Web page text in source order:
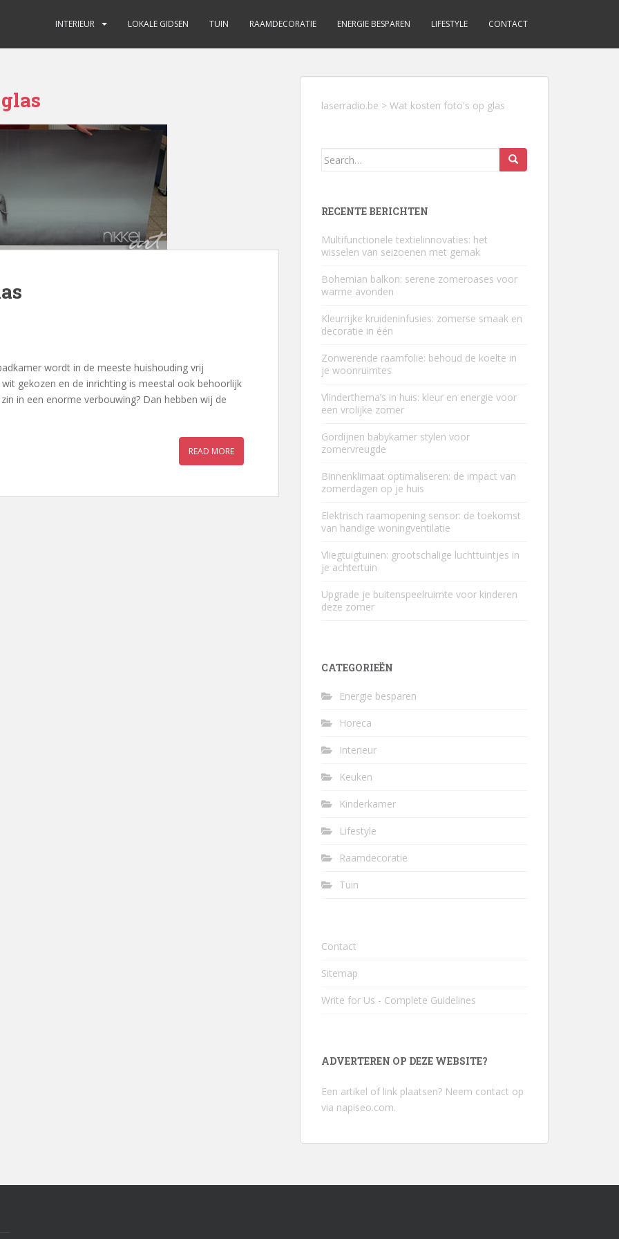
INTERIEUR LOKALE GIDSEN TUIN RAAMDECORATIE ENERGIE BESPAREN LIFESTYLE CONTACT
wordt in de meeste huishouding vrij
gekozen en de inrichting is meestal ook behoorlijk
in een enorme verbouwing? Dan hebben wij de
READ MORE
laserradio.be > Wat kosten foto's op glas
Search
RECENTE BERICHTEN
Multifunctionele textielinnovaties: het
wisselen van seizoenen met gemak
Bohemian balkon: serene zomeroases voor
warme avonden
Kleurrijke kruideninfusies: zomerse smaak en
decoratie in één
Zonwerende raamfolie: behoud de koelte in
je woonruimtes
Vlinderthema’s in huis: kleur en energie voor
een vrolijke zomer
Gordijnen babykamer stylen voor
zomervreugde
Binnenklimaat optimaliseren: de impact van
zomerdagen op je huis
Elektrisch raamopening sensor: de toekomst
van handige woningventilatie
Vliegtuigtuinen: grootschalige luchttuintjes in
je achtertuin
Upgrade je buitenspeelruimte voor kinderen
deze zomer
CATEGORIEËN
Energie besparen
Horeca
Interieur
Keuken
Kinderkamer
Lifestyle
Raamdecoratie
Tuin
Contact
Sitemap
Write for Us - Complete Guidelines
ADVERTEREN OP DEZE WEBSITE?
Een artikel of link plaatsen? Neem contact op
via napiseo.com.